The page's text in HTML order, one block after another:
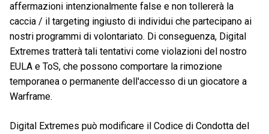
affermazioni intenzionalmente false e non tollererà la
caccia / il targeting ingiusto di individui che partecipano ai
nostri programmi di volontariato. Di conseguenza, Digital
Extremes tratterà tali tentativi come violazioni del nostro
EULA e ToS, che possono comportare la rimozione
temporanea o permanente dell'accesso di un giocatore a
Warframe.
Digital Extremes può modificare il Codice di Condotta del